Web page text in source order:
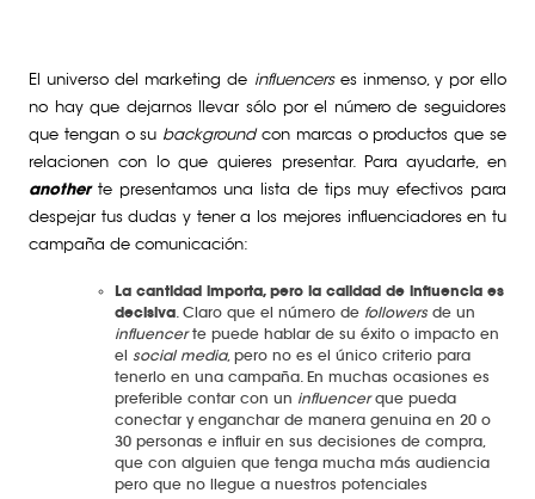
El universo del marketing de influencerses inmenso, y por ello
no hay que dejarnos llevar sólo por el número de seguidores
que tengan o su backgroundcon marcas o productos que se
relacionen con lo que quieres presentar. Para ayudarte, en
anotherte presentamos una lista de tips muy efectivos para
despejar tus dudas y tener a los mejores influenciadores en tu
campaña de comunicación:
La cantidad importa, pero la calidad de influencia es
decisiva. Claro que el número de followers de un
influencerte puede hablar de su éxito o impacto en
el social media, pero no es el único criterio para
tenerlo en una campaña. En muchas ocasiones es
preferible contar con un influencerque pueda
conectar y enganchar de manera genuina en 20 o
30 personas e influir en sus decisiones de compra,
que con alguien que tenga mucha más audiencia
pero que no llegue a nuestros potenciales